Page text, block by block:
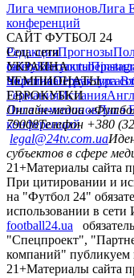
Лига чемпионовЛига
конференций
САЙТ ФУТБОЛ 24
РедакцияПрогнозы
сайтуКонтакты
политикаСтруктура
Соц. сети
facebookxyoutube
УКРАИНА
УкраинаПервая лига
ЧЕМПИОНАТЫ
ГерманияИспания
ЕВРОКУБКИ
Лига чемпионовЛига
конференций
Онлайн-медиа
79008Телефон +380
legal@24tv.com.ua
субъектов в сфере
21+Материалы сайта
При цитировании и
на "Футбол 24"
использовании в сети
football24.ua
"Спецпроект",
компаний" публикуем
21+Материалы сайта